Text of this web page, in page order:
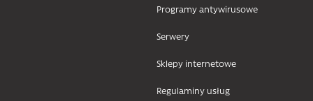
Programy antywirusowe
Serwery
Sklepy internetowe
Regulaminy usług